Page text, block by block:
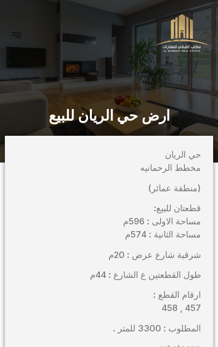
ارض حي الريان للبيع
حي الريان
مخطط الرحمانيه
(منطقة عمائر)
قطعتان للبيع:
مساحة الاولى : 596م
مساحة الثانية : 574م
شرقية شارع عرض : 20م
طول القطعتين ع الشارع : 44م
ارقام القطع :
457 , 458
المطلوب : 3300 للمتر .